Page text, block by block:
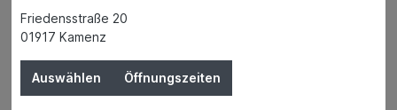
Produktnummer:
70538 Stuttgart
Friedensstraße 20
01917 Kamenz
Auswählen Öffnungszeiten